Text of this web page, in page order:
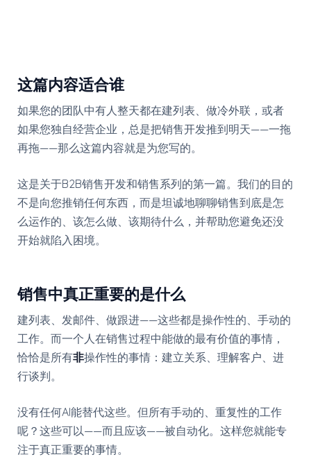
这篇内容适合谁
如果您的团队中有人整天都在建列表、做冷外联，或者
如果您独自经营企业，总是把销售开发推到明天——一拖
再拖——那么这篇内容就是为您写的。
这是关于B2B销售开发和销售系列的第一篇。我们的目的
不是向您推销任何东西，而是坦诚地聊聊销售到底是怎
么运作的、该怎么做、该期待什么，并帮助您避免还没
开始就陷入困境。
销售中真正重要的是什么
建列表、发邮件、做跟进——这些都是操作性的、手动的
工作。而一个人在销售过程中能做的最有价值的事情，
恰恰是所有非操作性的事情：建立关系、理解客户、进
行谈判。
没有任何AI能替代这些。但所有手动的、重复性的工作
呢？这些可以——而且应该——被自动化。这样您就能专
注于真正重要的事情。